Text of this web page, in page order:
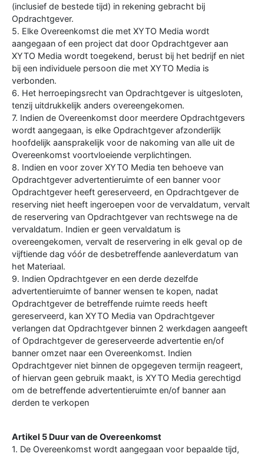
(inclusief de bestede tijd) in rekening gebracht bij
Opdrachtgever.
5. Elke Overeenkomst die met XYTO Media wordt
aangegaan of een project dat door Opdrachtgever aan
XYTO Media wordt toegekend, berust bij het bedrijf en niet
bij een individuele persoon die met XYTO Media is
verbonden.
6. Het herroepingsrecht van Opdrachtgever is uitgesloten,
tenzij uitdrukkelijk anders overeengekomen.
7. Indien de Overeenkomst door meerdere Opdrachtgevers
wordt aangegaan, is elke Opdrachtgever afzonderlijk
hoofdelijk aansprakelijk voor de nakoming van alle uit de
Overeenkomst voortvloeiende verplichtingen.
8. Indien en voor zover XYTO Media ten behoeve van
Opdrachtgever advertentieruimte of een banner voor
Opdrachtgever heeft gereserveerd, en Opdrachtgever de
reserving niet heeft ingeroepen voor de vervaldatum, vervalt
de reservering van Opdrachtgever van rechtswege na de
vervaldatum. Indien er geen vervaldatum is
overeengekomen, vervalt de reservering in elk geval op de
vijftiende dag vóór de desbetreffende aanleverdatum van
het Materiaal.
9. Indien Opdrachtgever en een derde dezelfde
advertentieruimte of banner wensen te kopen, nadat
Opdrachtgever de betreffende ruimte reeds heeft
gereserveerd, kan XYTO Media van Opdrachtgever
verlangen dat Opdrachtgever binnen 2 werkdagen aangeeft
of Opdrachtgever de gereserveerde advertentie en/of
banner omzet naar een Overeenkomst. Indien
Opdrachtgever niet binnen de opgegeven termijn reageert,
of hiervan geen gebruik maakt, is XYTO Media gerechtigd
om de betreffende advertentieruimte en/of banner aan
derden te verkopen
Artikel 5 Duur van de Overeenkomst
1. De Overeenkomst wordt aangegaan voor bepaalde tijd,